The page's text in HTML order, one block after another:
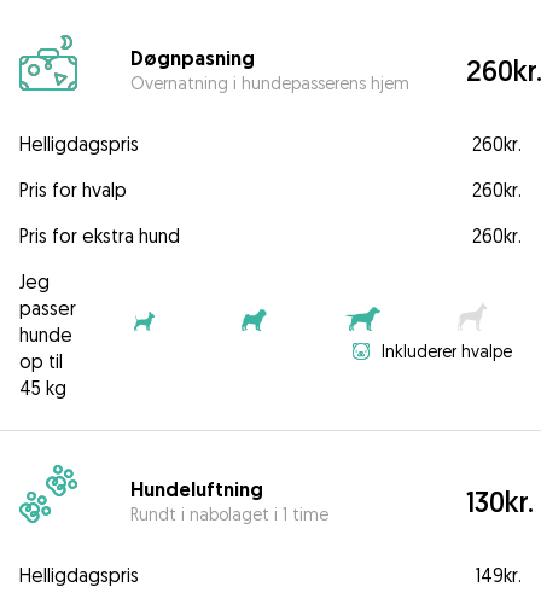
Døgnpasning
Overnatning i hundepasserens hjem 260kr.
Helligdagspris
260kr.
Pris for hvalp
260kr.
Pris for ekstra hund
260kr.
Jeg
passer
hunde
op til
45 kg
Inkluderer hvalpe
Hundeluftning
Rundt i nabolaget i 1 time 130kr.
Helligdagspris
149kr.